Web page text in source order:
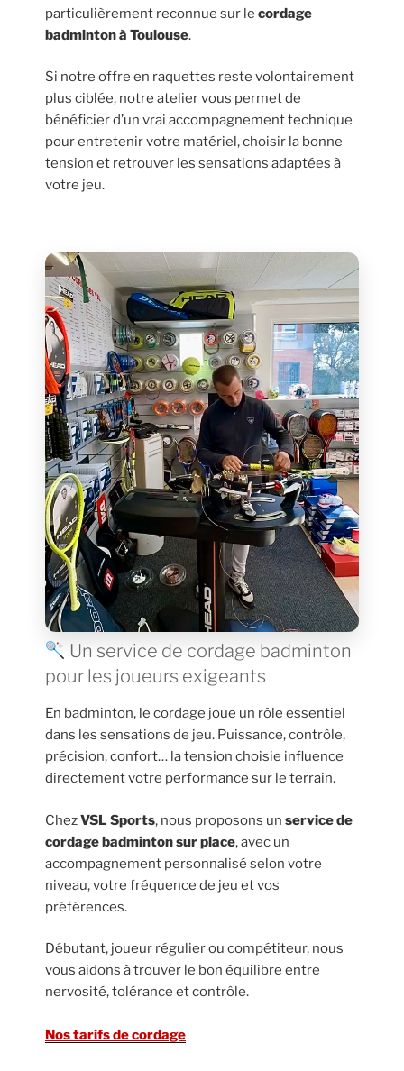
particulièrement reconnue sur le cordage
badminton à Toulouse.
Si notre offre en raquettes reste volontairement
plus ciblée, notre atelier vous permet de
bénéficier d’un vrai accompagnement technique
pour entretenir votre matériel, choisir la bonne
tension et retrouver les sensations adaptées à
votre jeu.
Un service de cordage badminton
pour les joueurs exigeants
En badminton, le cordage joue un rôle essentiel
dans les sensations de jeu. Puissance, contrôle,
précision, confort… la tension choisie influence
directement votre performance sur le terrain.
ChezVSL Sports, nous proposons un service de
cordage badminton sur place, avec un
accompagnement personnalisé selon votre
niveau, votre fréquence de jeu et vos
préférences.
Débutant, joueur régulier ou compétiteur, nous
vous aidons à trouver le bon équilibre entre
nervosité, tolérance et contrôle.
Nos tarifs de cordage